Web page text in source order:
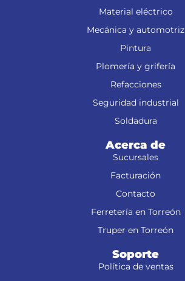
Material eléctrico
Mecánica y automotriz
Pintura
Plomería y grifería
Refacciones
Seguridad industrial
Soldadura
Acerca de
Sucursales
Facturación
Contacto
Ferretería en Torreón
Truper en Torreón
Soporte
Política de ventas